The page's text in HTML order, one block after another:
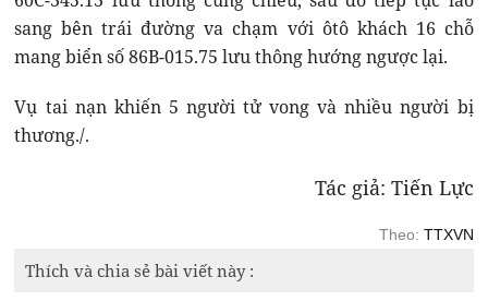
sang bên trái đường va chạm với ôtô khách 16 chỗ
mang biển số 86B-015.75 lưu thông hướng ngược lại.
Vụ tai nạn khiến 5 người tử vong và nhiều người bị
thương./.
Tác giả: Tiến Lực
Theo: TTXVN
Thích và chia sẻ bài viết này :